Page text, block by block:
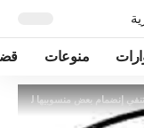
منوعات
إنضمام بعض منسوبيها لمليشيا